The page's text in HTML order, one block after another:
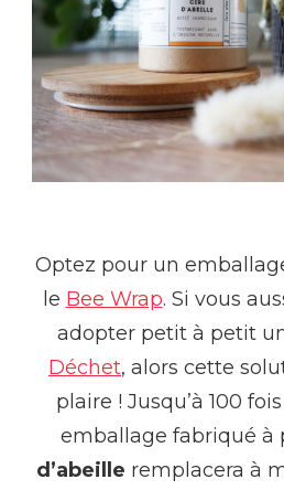
Optez pour un
le Bee Wrap. Si vous
adopter petit à petit
Déchet, alors cette
plaire ! Jusqu’à 100
emballage fabriqué à
d’abeille remplacera à